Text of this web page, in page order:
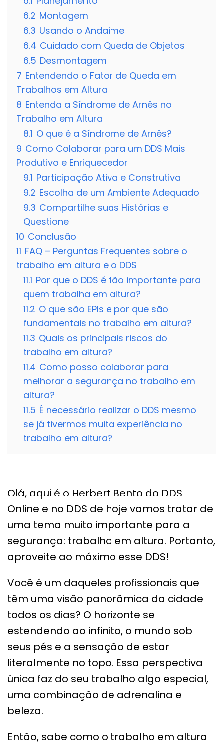
6.2 Montagem
6.3 Usando o Andaime
6.4 Cuidado com Queda de Objetos
6.5 Desmontagem
7 Entendendo o Fator de Queda em
Trabalhos em Altura
8 Entenda a Síndrome de Arnês no
Trabalho em Altura
8.1 O que é a Síndrome de Arnês?
9 Como Colaborar para um DDS Mais
Produtivo e Enriquecedor
9.1 Participação Ativa e Construtiva
9.2 Escolha de um Ambiente Adequado
9.3 Compartilhe suas Histórias e
Questione
10 Conclusão
11 FAQ – Perguntas Frequentes sobre o
trabalho em altura e o DDS
11.1 Por que o DDS é tão importante para
quem trabalha em altura?
11.2 O que são EPIs e por que são
fundamentais no trabalho em altura?
11.3 Quais os principais riscos do
trabalho em altura?
11.4 Como posso colaborar para
melhorar a segurança no trabalho em
altura?
11.5 É necessário realizar o DDS mesmo
se já tivermos muita experiência no
trabalho em altura?
Olá, aqui é o Herbert Bento do DDS
Online e no DDS de hoje vamos tratar de
uma tema muito importante para a
segurança: trabalho em altura. Portanto,
aproveite ao máximo esse DDS!
Você é um daqueles profissionais que
têm uma visão panorâmica da cidade
todos os dias? O horizonte se
estendendo ao infinito, o mundo sob
seus pés e a sensação de estar
literalmente no topo. Essa perspectiva
única faz do seu trabalho algo especial,
uma combinação de adrenalina e
beleza.
Então, sabe como o trabalho em altura